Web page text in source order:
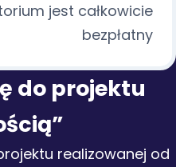
jest całkowicie
bezpłatny
do projektu
realizowanej od